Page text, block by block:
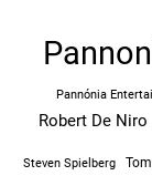
Pannónia
Robert De Niro
Steven Spielberg